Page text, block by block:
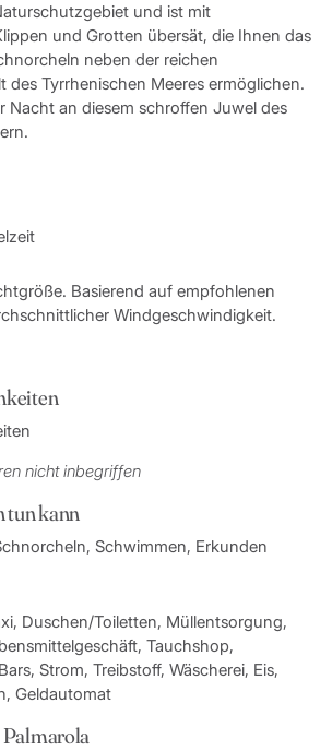
und ist mit
und Grotten übersät, die Ihnen das
neben der reichen
des Tyrrhenischen Meeres ermöglichen.
Nacht an diesem schroffen Juwel des
Basierend auf empfohlenen
Windgeschwindigkeit.
nicht inbegriffen
tun kann
Schwimmen, Erkunden
Duschen/Toiletten, Müllentsorgung,
Tauchshop,
Strom, Treibstoff, Wäscherei, Eis,
Geldautomat
Palmarola